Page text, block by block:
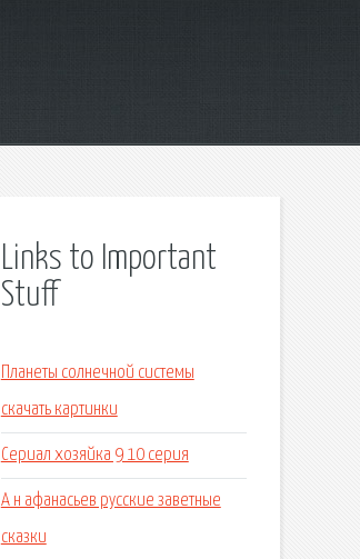
Links to Important
Stuff
Планеты солнечной системы
скачать картинки
Сериал хозяйка 9 10 серия
А н афанасьев русские заветные
сказки